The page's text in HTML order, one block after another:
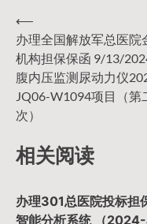
文
章
导
航
⟵
办理全国解放军总医院
机构担保保函 9/13/
腹内压监测尿动力仪
JQ06-W1094项目（第
次）
相关阅读
办理301总医院投标
智能分析系统 （